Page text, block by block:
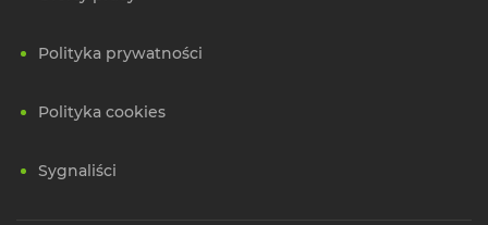
Polityka prywatności
Polityka cookies
Sygnaliści